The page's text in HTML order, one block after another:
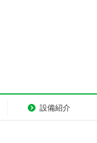
設備紹介